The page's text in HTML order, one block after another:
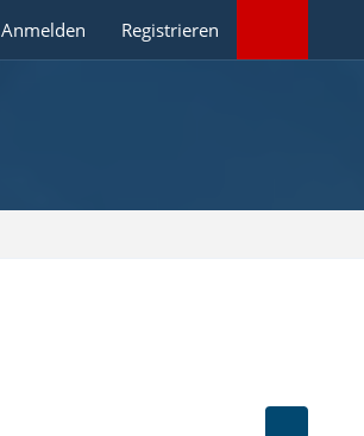
Anmelden Registrieren